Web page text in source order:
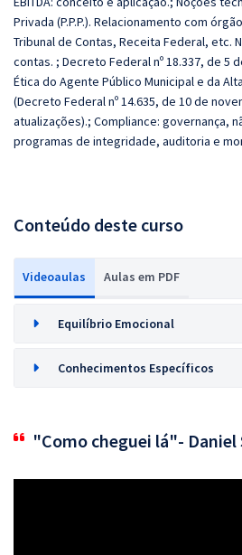
Privada (P.P.P.). Relacionamento com
Tribunal de Contas, Receita Federal, etc.
contas. ; Decreto Federal nº 18.337, de 5
Ética do Agente Público Municipal e da
(Decreto Federal nº 14.635, de 10 de
atualizações).; Compliance: governança,
programas de integridade, auditoria e
Conteúdo deste curso
Videoaulas Aulas em PDF
Equilíbrio Emocional
Conhecimentos Específicos
"Como cheguei lá"- Daniel